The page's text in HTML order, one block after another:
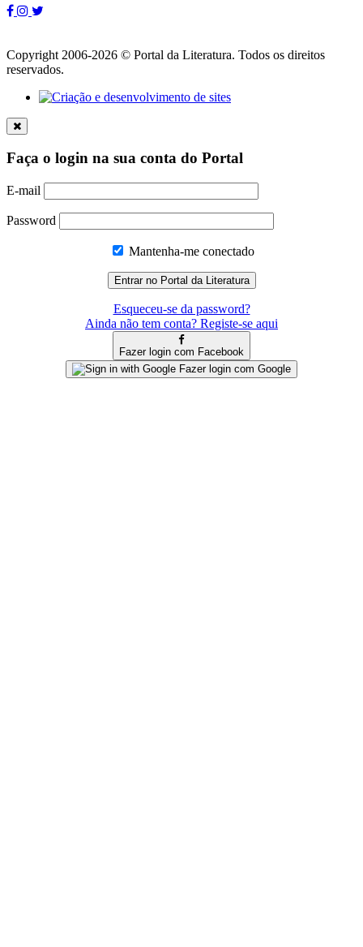
Copyright 2006-2026 © Portal da Literatura. Todos os direitos
reservados.
Faça o login na sua conta do Portal
E-mail
Password
Mantenha-me conectado
Esqueceu-se da password?
Ainda não tem conta? Registe-se aqui
Fazer login com Facebook
Fazer login com Google